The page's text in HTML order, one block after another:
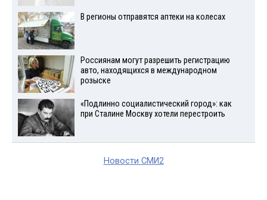
В регионы отправятся аптеки на колесах
Россиянам могут разрешить регистрацию
авто, находящихся в международном
розыске
«Подлинно социалистический город»: как
при Сталине Москву хотели перестроить
Новости СМИ2